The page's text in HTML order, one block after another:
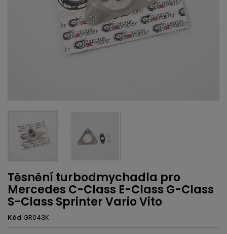
Těsnění turbodmychadla pro
Mercedes C-Class E-Class G-Class
S-Class Sprinter Vario Vito
Kód GR043K